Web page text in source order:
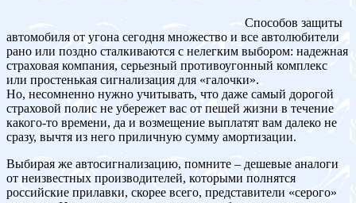
Способов защиты
автомобиля от угона сегодня множество и все автолюбители
рано или поздно сталкиваются с нелегким выбором: надежная
страховая компания, серьезный противоугонный комплекс
или простенькая сигнализация для «галочки».
Но, несомненно нужно учитывать, что даже самый дорогой
страховой полис не убережет вас от пешей жизни в течение
какого-то времени, да и возмещение выплатят вам далеко не
сразу, вычтя из него приличную сумму амортизации.
Выбирая же автосигнализацию, помните – дешевые аналоги
от неизвестных производителей, которыми полнятся
российские прилавки, скорее всего, представители «серого»